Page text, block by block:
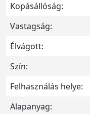
Kopásállóság:
Vastagság:
Élvágott:
Szín:
Felhasználás helye:
Alapanyag: